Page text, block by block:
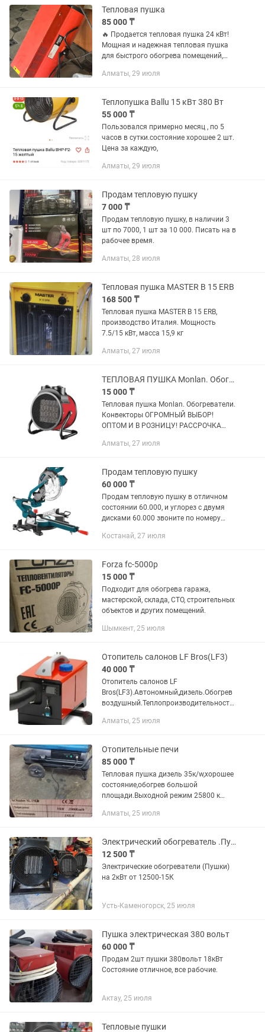
Тепловая пушка
85 000 ₸
🔥 Продается тепловая пушка 24 кВт!
Мощная и надежная тепловая пушка
для быстрого обогрева помещений,
строительных объектов. ✔️ Мощность
Алматы, 29 июля
Теплопушка Ballu 15 кВт 380 Вт
55 000 ₸
Пользовался примерно месяц , по 5
часов в сутки.состояние хорошее 2 шт.
Цена за каждую,
Алматы, 29 июля
Продам тепловую пушку
7 000 ₸
Продам тепловую пушку, в наличии 3
шт по 7000, 1 шт за 10 000. Писать на в
рабочее время.
Алматы, 28 июля
Тепловая пушка MASTER B 15 ERB
168 500 ₸
Тепловая пушка MASTER B 15 ERB,
производство Италия. Мощность
7.5/15 кВт, масса 15,9 кг
Алматы, 27 июля
ТЕПЛОВАЯ ПУШКА Monlan. Обогреватели. Конвекторы. Огромный выбор.
15 000 ₸
Тепловая пушка Monlan. Обогреватели.
Конвекторы ОГРОМНЫЙ ВЫБОР!
ОПТОМ И В РОЗНИЦУ! РАССРОЧКА
Мощность (Вт): 2000.0 Количество
Алматы, 27 июля
Продам тепловую пушку
60 000 ₸
Продам тепловую пушку в отличном
состоянии 60.000, и углорез с двумя
дисками 60.000 звоните по номеру
Костанай, 27 июля
Forza fc-5000p
15 000 ₸
Подходит для обогрева гаража,
мастерской, склада, СТО, строительных
объектов и других помещений.
Шымкент, 25 июля
Отопитель салонов LF Bros(LF3)
40 000 ₸
Отопитель салонов LF
Bros(LF3).Aвтономный,дизель.Обогрев
воздушный.Теплопроизводительность
гофра,мет.диффузор
Алматы, 25 июля
Отопительные печи
85 000 ₸
Тепловая пушка дизель 35к/w,хорошее
состояние,обогрев большой
площади.Выходной режим 25800 к
Алматы, 25 июля
Электрический обогреватель .Пушка
12 500 ₸
Электрические обогреватели (Пушки)
на 2кВт от 12500-15К
Усть-Каменогорск, 25 июля
Пушка электрическая 380 вольт
60 000 ₸
Продам 2шт пушки 380вольт 18кВт
Состояние отличное, все рабочие.
Актау, 25 июля
Тепловые пушки